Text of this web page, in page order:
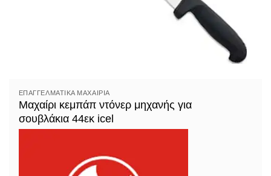
ΕΠΑΓΓΕΛΜΑΤΙΚΆ ΜΑΧΑΊΡΙΑ
Μαχαίρι κεμπάπ ντόνερ μηχανής για
σουβλάκια 44εκ icel